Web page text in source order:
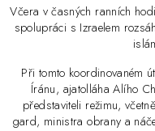
Včera v časných ranních
spolupráci s Izraelem
Při tomto koordinovaném
Íránu, ajatolláha Alího
představiteli režimu,
gard, ministra obrany a